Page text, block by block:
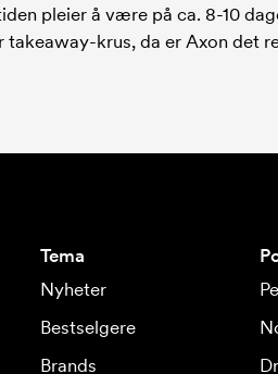
pleier å være på ca. 8-10
krus, da er Axon det
Tema
Nyheter
Bestselgere
Brands